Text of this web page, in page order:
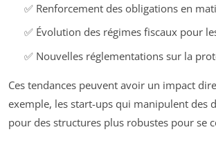
✅ Renforcement des obligations en
✅ Évolution des régimes fiscaux pour
✅ Nouvelles réglementations sur la
Ces tendances peuvent avoir un impact
exemple, les start-ups qui manipulent des
pour des structures plus robustes pour se